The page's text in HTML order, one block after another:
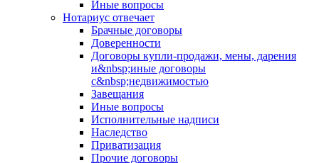
Иные вопросы
Нотариус отвечает
Брачные договоры
Доверенности
Договоры купли-продажи, мены, дарения
и&nbsp;иные договоры
с&nbsp;недвижимостью
Завещания
Иные вопросы
Исполнительные надписи
Наследство
Приватизация
Прочие договоры